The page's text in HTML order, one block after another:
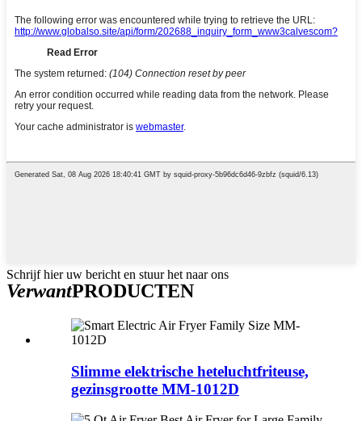
Schrijf hier uw bericht en stuur het naar ons
VerwantPRODUCTEN
Slimme elektrische heteluchtfriteuse,
gezinsgrootte MM-1012D